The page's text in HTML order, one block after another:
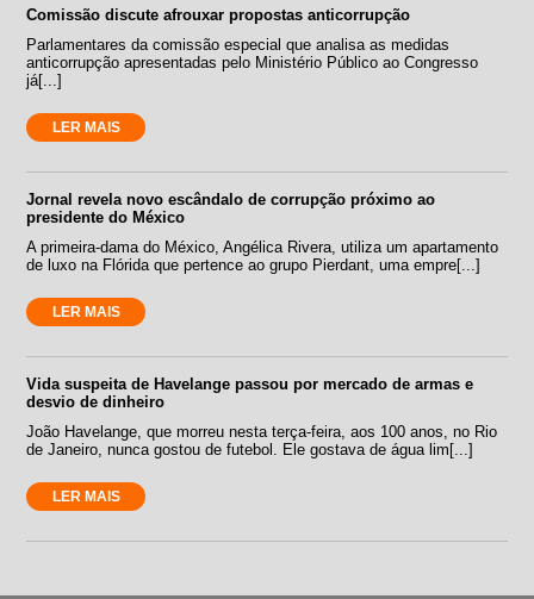
Comissão discute afrouxar propostas anticorrupção
Parlamentares da comissão especial que analisa as medidas
anticorrupção apresentadas pelo Ministério Público ao Congresso
já[...]
LER MAIS
Jornal revela novo escândalo de corrupção próximo ao
presidente do México
A primeira-dama do México, Angélica Rivera, utiliza um apartamento
de luxo na Flórida que pertence ao grupo Pierdant, uma empre[...]
LER MAIS
Vida suspeita de Havelange passou por mercado de armas e
desvio de dinheiro
João Havelange, que morreu nesta terça-feira, aos 100 anos, no Rio
de Janeiro, nunca gostou de futebol. Ele gostava de água lim[...]
LER MAIS